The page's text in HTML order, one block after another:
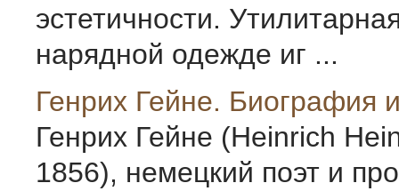
эстетичности.
нарядной одежде иг ...
Генрих Гейне. Биография
Генрих Гейне (Heinrich
1856), немецкий поэт и